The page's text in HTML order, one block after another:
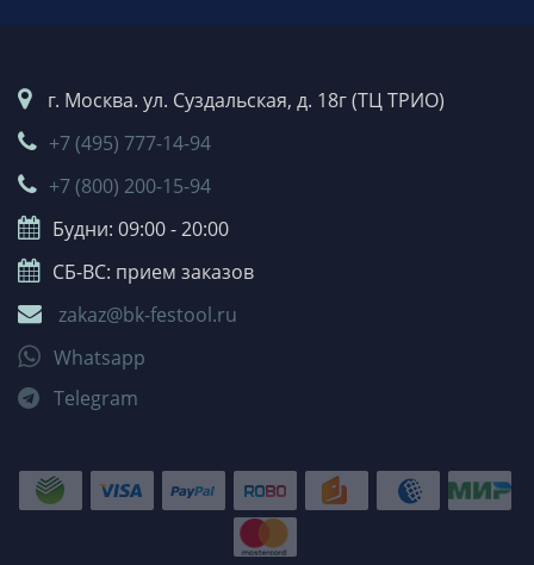
г. Москва. ул. Суздальская, д. 18г (ТЦ ТРИО)
+7 (495) 777-14-94
+7 (800) 200-15-94
Будни: 09:00 - 20:00
СБ-ВС: прием заказов
zakaz@bk-festool.ru
Whatsapp
Telegram